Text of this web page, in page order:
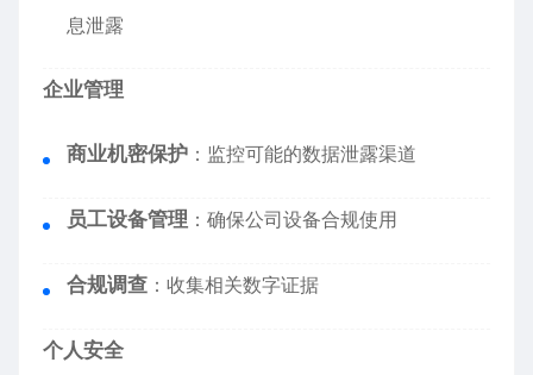
息泄露
企业管理
商业机密保护 ：监控可能的数据泄露渠道
员工设备管理 ：确保公司设备合规使用
合规调查 ：收集相关数字证据
个人安全